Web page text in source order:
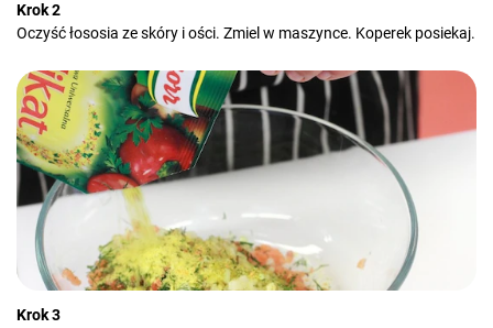
Krok 2
Oczyść łososia ze skóry i ości. Zmiel w maszynce. Koperek posiekaj.
Krok 3